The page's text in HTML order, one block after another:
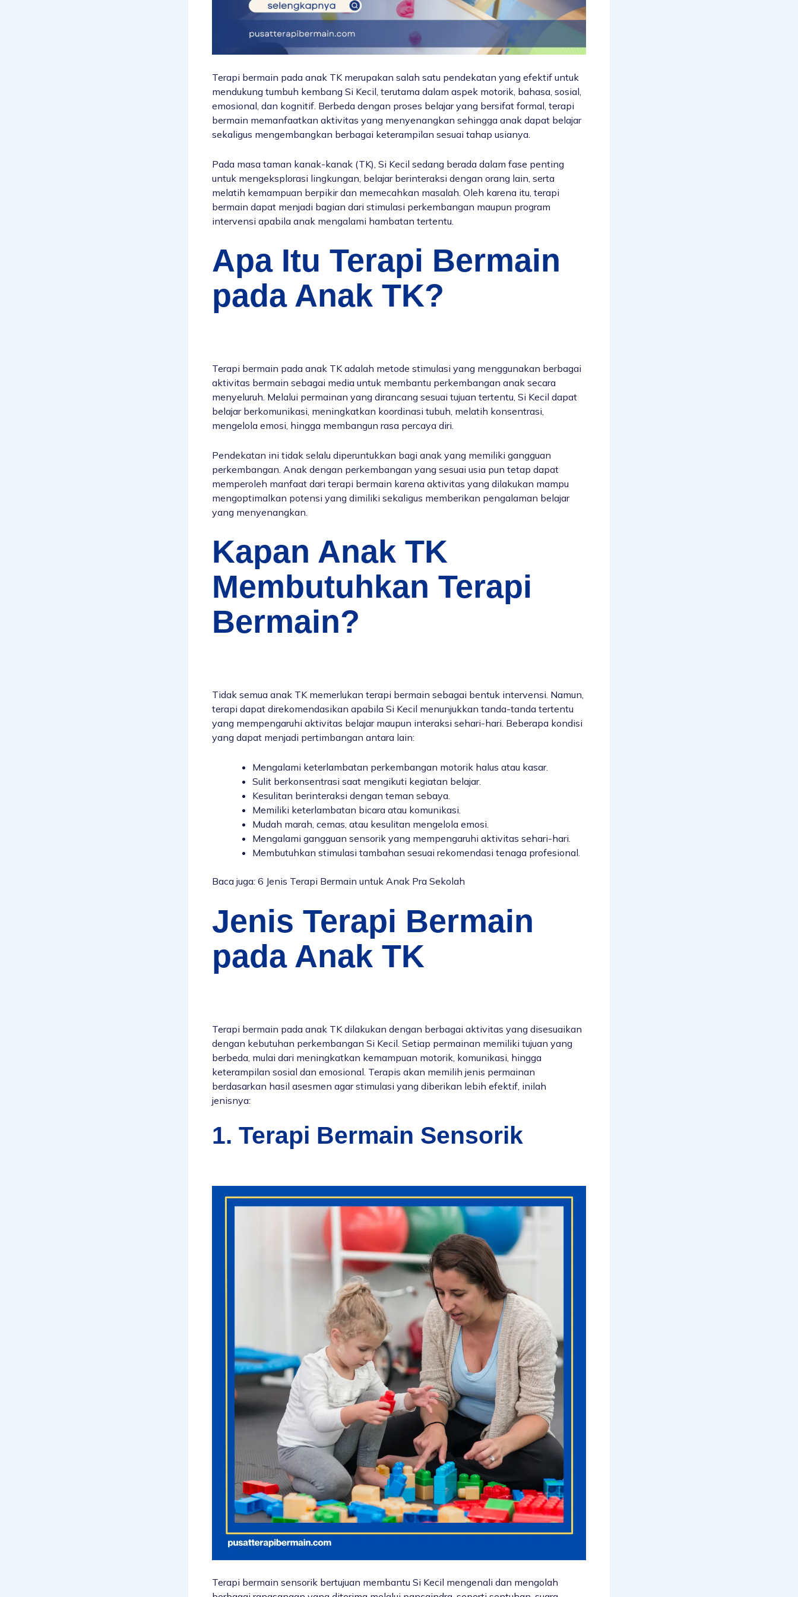
Terapi bermain pada anak TK merupakan salah satu pendekatan yang efektif untuk
mendukung tumbuh kembang Si Kecil, terutama dalam aspek motorik, bahasa, sosial,
emosional, dan kognitif. Berbeda dengan proses belajar yang bersifat formal, terapi
bermain memanfaatkan aktivitas yang menyenangkan sehingga anak dapat belajar
sekaligus mengembangkan berbagai keterampilan sesuai tahap usianya.
Pada masa taman kanak-kanak (TK), Si Kecil sedang berada dalam fase penting
untuk mengeksplorasi lingkungan, belajar berinteraksi dengan orang lain, serta
melatih kemampuan berpikir dan memecahkan masalah. Oleh karena itu, terapi
bermain dapat menjadi bagian dari stimulasi perkembangan maupun program
intervensi apabila anak mengalami hambatan tertentu.
Apa Itu Terapi Bermain
pada Anak TK?
Terapi bermain pada anak TK adalah metode stimulasi yang menggunakan berbagai
aktivitas bermain sebagai media untuk membantu perkembangan anak secara
menyeluruh. Melalui permainan yang dirancang sesuai tujuan tertentu, Si Kecil dapat
belajar berkomunikasi, meningkatkan koordinasi tubuh, melatih konsentrasi,
mengelola emosi, hingga membangun rasa percaya diri.
Pendekatan ini tidak selalu diperuntukkan bagi anak yang memiliki gangguan
perkembangan. Anak dengan perkembangan yang sesuai usia pun tetap dapat
memperoleh manfaat dari terapi bermain karena aktivitas yang dilakukan mampu
mengoptimalkan potensi yang dimiliki sekaligus memberikan pengalaman belajar
yang menyenangkan.
Kapan Anak TK
Membutuhkan Terapi
Bermain?
Tidak semua anak TK memerlukan terapi bermain sebagai bentuk intervensi. Namun,
terapi dapat direkomendasikan apabila Si Kecil menunjukkan tanda-tanda tertentu
yang mempengaruhi aktivitas belajar maupun interaksi sehari-hari. Beberapa kondisi
yang dapat menjadi pertimbangan antara lain:
Mengalami keterlambatan perkembangan motorik halus atau kasar.
Sulit berkonsentrasi saat mengikuti kegiatan belajar.
Kesulitan berinteraksi dengan teman sebaya.
Memiliki keterlambatan bicara atau komunikasi.
Mudah marah, cemas, atau kesulitan mengelola emosi.
Mengalami gangguan sensorik yang mempengaruhi aktivitas sehari-hari.
Membutuhkan stimulasi tambahan sesuai rekomendasi tenaga profesional.
Baca juga: 6 Jenis Terapi Bermain untuk Anak Pra Sekolah
Jenis Terapi Bermain
pada Anak TK
Terapi bermain pada anak TK dilakukan dengan berbagai aktivitas yang disesuaikan
dengan kebutuhan perkembangan Si Kecil. Setiap permainan memiliki tujuan yang
berbeda, mulai dari meningkatkan kemampuan motorik, komunikasi, hingga
keterampilan sosial dan emosional. Terapis akan memilih jenis permainan
berdasarkan hasil asesmen agar stimulasi yang diberikan lebih efektif, inilah
jenisnya:
1. Terapi Bermain Sensorik
Terapi bermain sensorik bertujuan membantu Si Kecil mengenali dan mengolah